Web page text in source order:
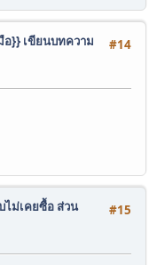
#14
อ}} เขียนบทความ
#15
ไม่เคยซื้อ ส่วน